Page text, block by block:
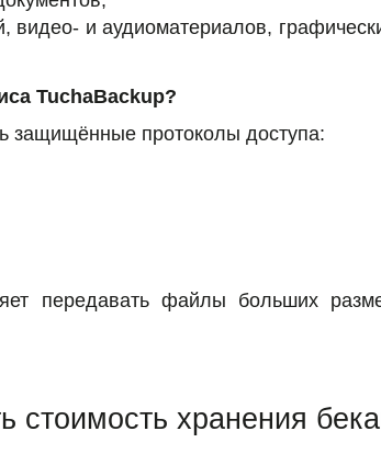
видео- и аудиоматериалов,
TuchaBackup?
защищённые протоколы доступа:
передавать файлы больших
стоимость хранения